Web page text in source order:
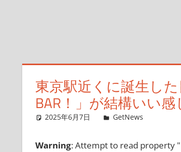
東京駅近くに誕生した
BAR！」が結構いい感
2025年6月7日 GetNews
Warning: Attempt to read property